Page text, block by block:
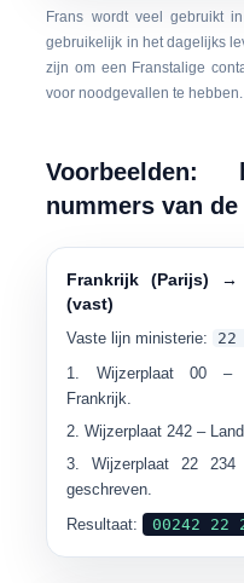
Frans wordt veel gebruikt
gebruikelijk in het dagelijks
zijn om een Franstalige
voor noodgevallen te hebben.
nummers van
Frankrijk (Parijs) →
(vast)
Vaste lijn ministerie: 22
Wijzerplaat00 –
Frankrijk.
Wijzerplaat242 –
Wijzerplaat22 234
geschreven.
Resultaat:
00242 22